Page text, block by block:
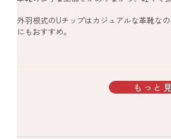
外羽根式のUチップはカジュアルな革靴な
にもおすすめ。
もっと